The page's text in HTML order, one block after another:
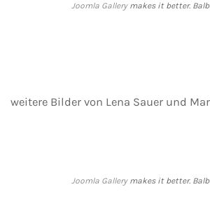
Joomla Gallerymakes it better.
weitere Bilder von Lena Sauer und
Joomla Gallerymakes it better.